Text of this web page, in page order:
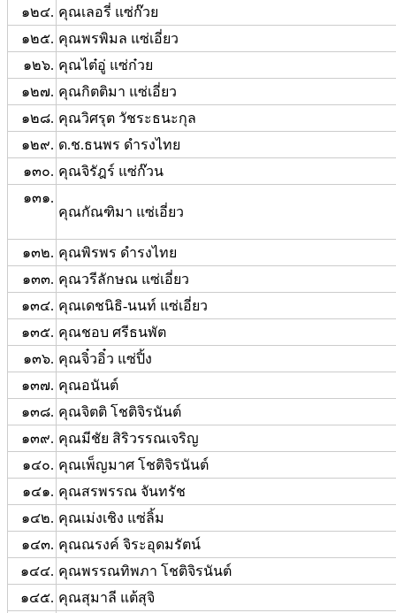
๑๒๔. คุณเลอรี่ แซ่ก๊วย
๑๒๕. คุณพรพิมล แซ่เอี่ยว
๑๒๖. คุณไต๋อู่ แซ่ก๋วย
๑๒๗. คุณกิตติมา แซ่เอี่ยว
๑๒๘. คุณวิศรุต วัชระธนะกุล
๑๒๙. ด.ช.ธนพร ดำรงไทย
๑๓๐. คุณจิรัฎร์ แซ่ก๊วน
๑๓๑.
คุณกัณฑิมา แซ่เอี่ยว
๑๓๒. คุณพิรพร ดำรงไทย
๑๓๓. คุณวรีลักษณ แซ่เอี่ยว
๑๓๔. คุณเดชนิธิ-นนท์ แซ่เอี่ยว
๑๓๕. คุณชอบ ศรีธนพัต
๑๓๖. คุณจิ๋วอิ๋ว แซ่ปิ้ง
๑๓๗. คุณอนันต์
๑๓๘. คุณจิตติ โชติจิรนันต์
๑๓๙. คุณมีชัย สิริวรรณเจริญ
๑๔๐. คุณเพ็ญมาศ โชติจิรนันต์
๑๔๑. คุณสรพรรณ จันทรัช
๑๔๒. คุณเม่งเชิง แซ่ลิ้ม
๑๔๓. คุณณรงค์ จิระอุดมรัตน์
๑๔๔. คุณพรรณทิพภา โชติจิรนันต์
๑๔๕. คุณสุมาลี แต้สุจิ